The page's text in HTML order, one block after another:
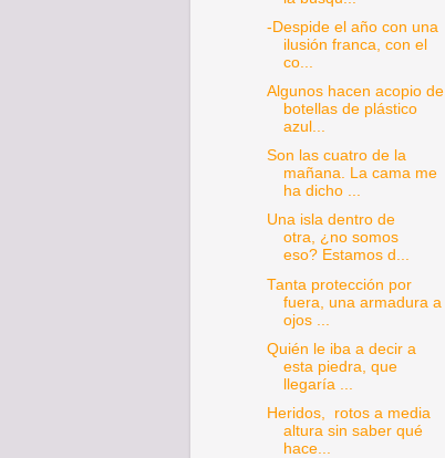
-Despide el año con una
ilusión franca, con el
co...
Algunos hacen acopio de
botellas de plástico
azul...
Son las cuatro de la
mañana. La cama me
ha dicho ...
Una isla dentro de
otra, ¿no somos
eso? Estamos d...
Tanta protección por
fuera, una armadura a
ojos ...
Quién le iba a decir a
esta piedra, que
llegaría ...
Heridos, rotos a media
altura sin saber qué
hace...